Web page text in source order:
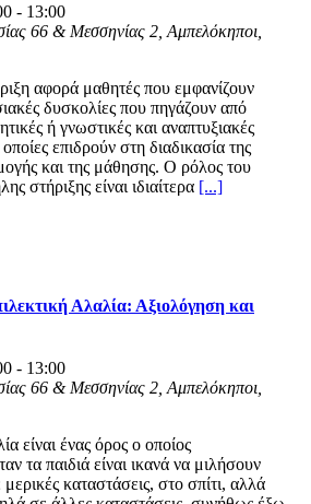
- 13:00
66 & Μεσσηνίας 2, Αμπελόκηποι,
αφορά μαθητές που εμφανίζουν
δυσκολίες που πηγάζουν από
ή γνωστικές και αναπτυξιακές
επιδρούν στη διαδικασία της
και της μάθησης. Ο ρόλος του
στήριξης είναι ιδιαίτερα [...]
Αλαλία: Αξιολόγηση και
- 13:00
66 & Μεσσηνίας 2, Αμπελόκηποι,
είναι ένας όρος ο οποίος
τα παιδιά είναι ικανά να μιλήσουν
καταστάσεις, στο σπίτι, αλλά